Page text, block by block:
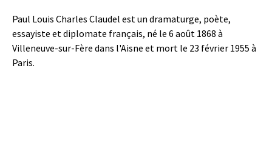
Paul Louis Charles Claudel est un dramaturge, poète,
essayiste et diplomate français, né le 6 août 1868 à
Villeneuve-sur-Fère dans l'Aisne et mort le 23 février 1955 à
Paris.